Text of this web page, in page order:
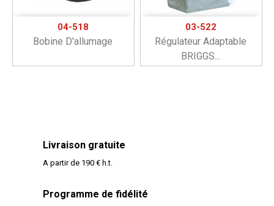
04-518
Bobine D'allumage
03-522
Régulateur Adaptable
BRIGGS...
Livraison gratuite
A partir de 190 € h.t.
Programme de fidélité